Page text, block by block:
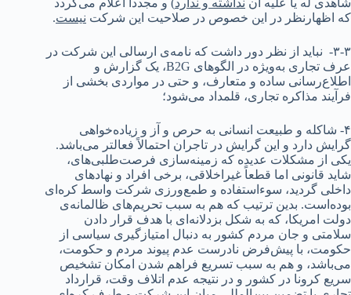
شاهدی له یا علیه آن نداشته و ندارد) و مجدداً اعلام می‌گردد
که اظهارنظر در این خصوص در صلاحیت این شرکت نیست.
۳-۳- نباید از نظر دور داشت که نامه‌ی ارسالی این شرکت در
عرف تجاری به‌ویژه در الگوهای B2G، یک گزارش و
اطلاع‌رسانی ساده و متعارف، و حتی در مواردی بخشی از
فرآیند مذاکره تجاری، قلمداد می‌شود؛
۴- شاکله و طبیعت انسانی به حرص و آز و زیاده‌خواهی
گرایش دارد و این گرایش در تاجران احتمالاً فعالتر می‌باشد.
یکی از مشکلات عدیده که زمینه‌سازی فرصت‌طلبی‌های،
شاید قانونی اما قطعاً غیراخلاقی، برخی افراد و نهادهای
داخلی گردید، سوءاستفاده و طمع‌ورزی شرکت واسط کره‌ای
بوده‌است. بدین ترتیب که هم به سبب تحریم‌های ظالمانه‌ی
دولت امریکا، که به شکل بزدلانه‌ای با هدف قرار دادن
سلامتی و جان مردم کشور به دنبال امتیازگیری سیاسی از
حکومت، با پیش‌فرض نادرست عدم پیوند مردم و حکومت،
می‌باشد، و هم به سبب تسریع فراهم شدن امکان تشخیص
سریع کرونا در کشور و در نتیجه عدم اتلاف وقت، قرارداد